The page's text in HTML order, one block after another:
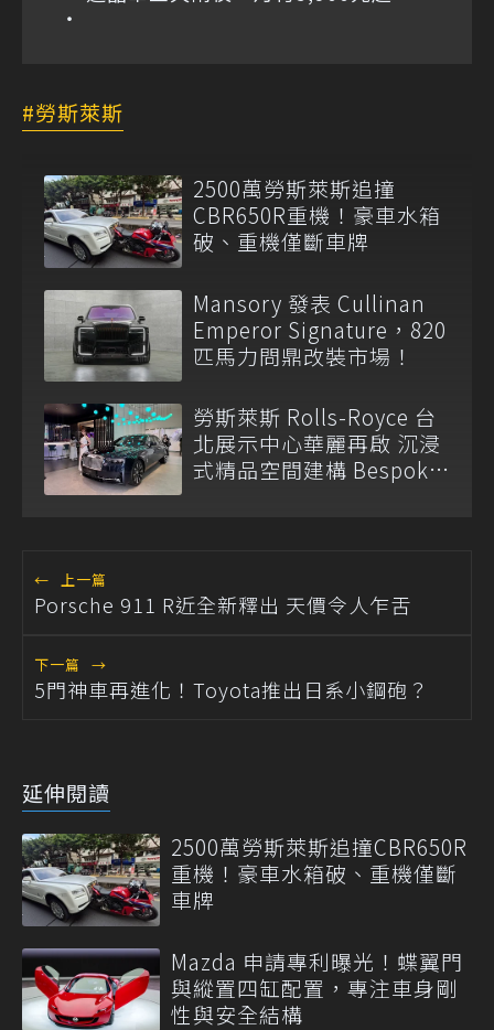
勞斯萊斯
2500萬勞斯萊斯追撞
CBR650R重機！豪車水箱
破、重機僅斷車牌
Mansory 發表 Cullinan
Emperor Signature，820
匹馬力問鼎改裝市場！
勞斯萊斯 Rolls-Royce 台
北展示中心華麗再啟 沉浸
式精品空間建構 Bespoke
← 上一篇
Porsche 911 R近全新釋出 天價令人乍舌
下一篇 →
5門神車再進化！Toyota推出日系小鋼砲？
延伸閱讀
2500萬勞斯萊斯追撞CBR650R
重機！豪車水箱破、重機僅斷
車牌
Mazda 申請專利曝光！蝶翼門
與縱置四缸配置，專注車身剛
性與安全結構